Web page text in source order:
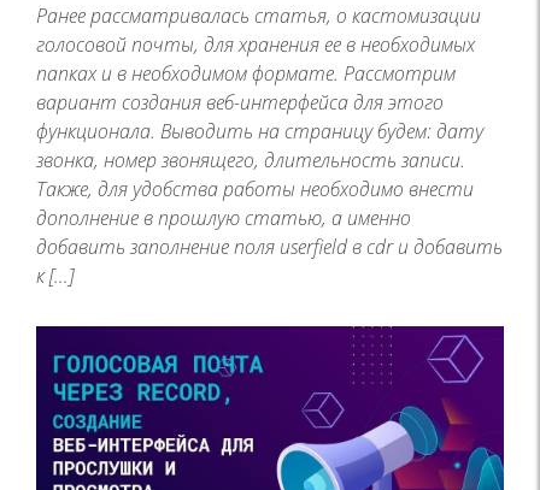
Ранее рассматривалась статья, о кастомизации
голосовой почты, для хранения ее в необходимых
папках и в необходимом формате. Рассмотрим
вариант создания веб-интерфейса для этого
функционала. Выводить на страницу будем: дату
звонка, номер звонящего, длительность записи.
Также, для удобства работы необходимо внести
дополнение в прошлую статью, а именно
добавить заполнение поля userfield в cdr и добавить
к […]